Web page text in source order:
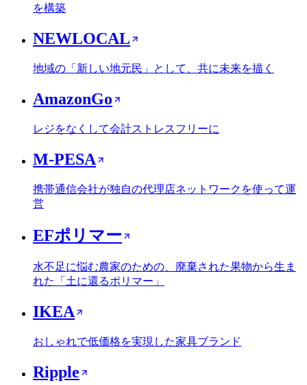
を構築
NEWLOCAL
地域の「新しい地元民」として、共に未来を描く
AmazonGo
レジをなくして会計ストレスフリーに
M-PESA
携帯通信会社が独自の代理店ネットワークを使って運
営
EFポリマー
水不足に悩む農家のための、廃棄された果物から生ま
れた「土に還るポリマー」
IKEA
おしゃれで低価格を実現した家具ブランド
Ripple